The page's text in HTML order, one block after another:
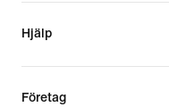
Hjälp
Företag